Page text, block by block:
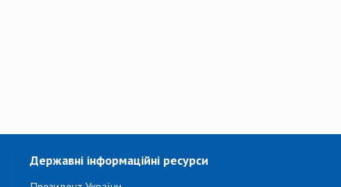
Державні інформаційні ресурси